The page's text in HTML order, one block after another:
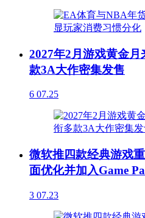
2027年2月游戏黄金
款3A大作密集发售
6 07.25
微软推四款经典游戏
面优化并加入Game
3 07.23